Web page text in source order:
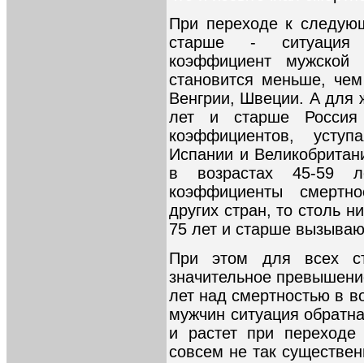
При переходе к
старше - ситуация
коэффициент
становится меньше,
Венгрии, Швеции. А для
лет и старше
коэффициентов,
Испании и
в возрастах 45-59
коэффициенты
других стран, то столь
75 лет и старше
При этом для всех
значительное
лет над смертностью в
мужчин ситуация
и растет при
совсем не так